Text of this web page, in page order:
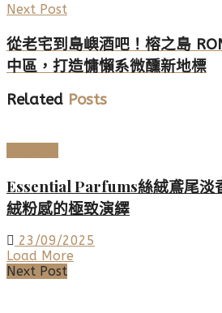
Next Post
從老宅到島嶼酒吧！榕之島
中區，打造慵懶系微醺新地標
Related Posts
Essential Parfums絲絨鳶尾淡
絨粉感的極致演繹
23/09/2025
Load More
Next Post